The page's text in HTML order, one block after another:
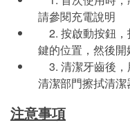
請參閱充電說明
2. 按啟動按鈕，
鍵的位置，然後
3. 清潔牙齒後，
清潔部門擦拭清潔
注意事項